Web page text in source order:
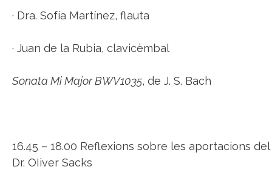
· Dra. Sofía Martínez, flauta
· Juan de la Rubia, clavicèmbal
Sonata Mi Major BWV1035, de J. S. Bach
16.45 – 18.00 Reflexions sobre les aportacions del
Dr. OIiver Sacks